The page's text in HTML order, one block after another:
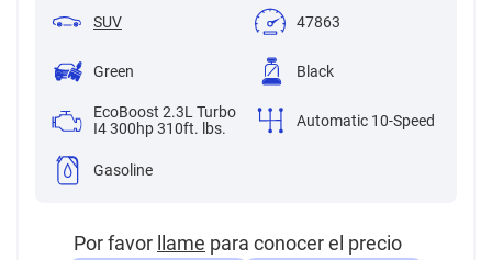
SUV 47863
Green Black
EcoBoost 2.3L Turbo
I4 300hp 310ft. lbs.
Automatic 10-Speed
Gasoline
Por favor llame para conocer el precio